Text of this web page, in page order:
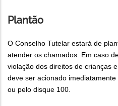
Plantão
O Conselho Tutelar estará de
atender os chamados. Em caso
violação dos direitos de crianças
deve ser acionado
ou pelo disque 100.